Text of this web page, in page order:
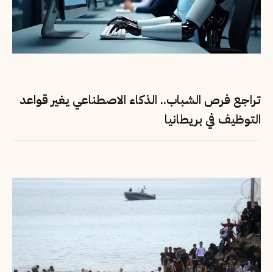
تراجع فرص الشباب.. الذكاء الاصطناعي يغير قواعد
التوظيف في بريطانيا